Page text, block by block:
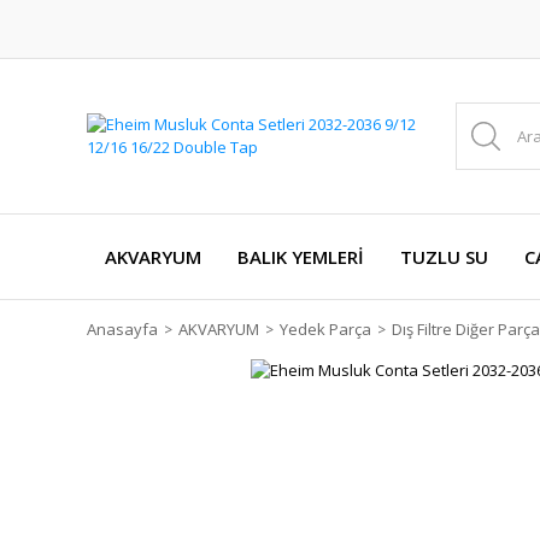
AKVARYUM BALIK YEMLERİ TUZLU SU
Anasayfa AKVARYUM Yedek Parça Dış Filtre Diğer